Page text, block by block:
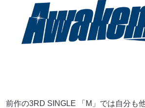
前作の3RD SINGLE 「M」では自分も